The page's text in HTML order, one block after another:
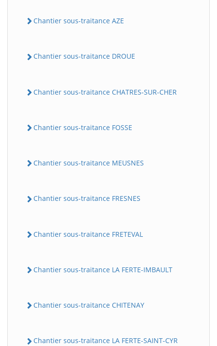
Chantier sous-traitance AZE
Chantier sous-traitance DROUE
Chantier sous-traitance CHATRES-SUR-CHER
Chantier sous-traitance FOSSE
Chantier sous-traitance MEUSNES
Chantier sous-traitance FRESNES
Chantier sous-traitance FRETEVAL
Chantier sous-traitance LA FERTE-IMBAULT
Chantier sous-traitance CHITENAY
Chantier sous-traitance LA FERTE-SAINT-CYR